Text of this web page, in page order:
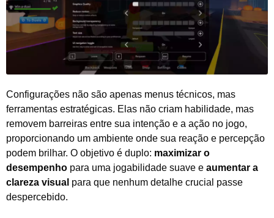
Configurações não são apenas menus técnicos, mas
ferramentas estratégicas. Elas não criam habilidade, mas
removem barreiras entre sua intenção e a ação no jogo,
proporcionando um ambiente onde sua reação e percepção
podem brilhar. O objetivo é duplo: maximizar o
desempenho para uma jogabilidade suave e aumentar a
clareza visual para que nenhum detalhe crucial passe
despercebido.